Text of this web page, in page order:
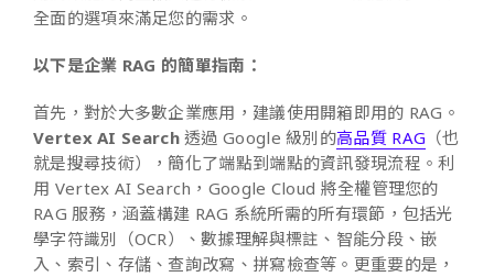
全面的選項來滿足您的需求。
以下是企業 RAG 的簡單指南：
首先，對於大多數企業應用，建議使用開箱即用的 RAG。
Vertex AI Search透過 Google 級別的高品質 RAG （也
就是搜尋技術），簡化了端點到端點的資訊發現流程。利
用 Vertex AI Search，Google Cloud 將全權管理您的
RAG 服務，涵蓋構建 RAG 系統所需的所有環節，包括光
學字符識別（OCR）、數據理解與標註、智能分段、嵌
入、索引、存儲、查詢改寫、拼寫檢查等。更重要的是，